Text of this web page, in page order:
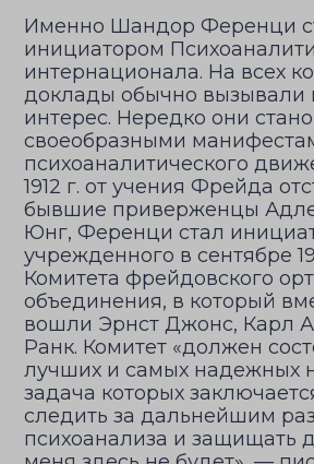
Именно Шандор Ференци
инициатором
интернационала. На всех
доклады обычно
интерес. Нередко они
своеобразными
психоаналитического
1912 г. от учения Фрейда
бывшие приверженцы
Юнг, Ференци стал
учрежденного в сентябре
Комитета фрейдовского
объединения, в который
вошли Эрнст Джонс, Карл
Ранк. Комитет «должен
лучших и самых надежных
задача которых
следить за дальнейшим
психоанализа и защищать